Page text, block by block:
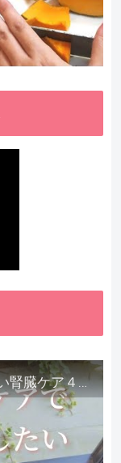
【毒出し】老廃物を身体に溜めない腎臓ケア４種をご紹介します。